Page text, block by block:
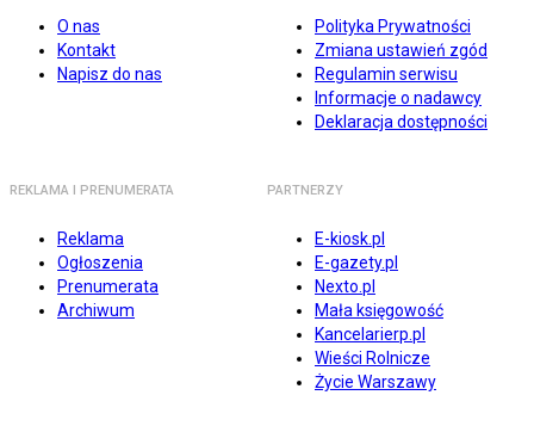
O nas
Kontakt
Napisz do nas
Polityka Prywatności
Zmiana ustawień zgód
Regulamin serwisu
Informacje o nadawcy
Deklaracja dostępności
REKLAMA I PRENUMERATA
Reklama
Ogłoszenia
Prenumerata
Archiwum
PARTNERZY
E-kiosk.pl
E-gazety.pl
Nexto.pl
Mała księgowość
Kancelarierp.pl
Wieści Rolnicze
Życie Warszawy